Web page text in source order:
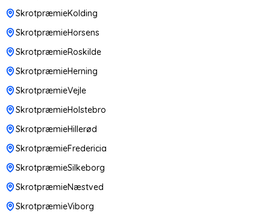
SkrotpræmieKolding
SkrotpræmieHorsens
SkrotpræmieRoskilde
SkrotpræmieHerning
SkrotpræmieVejle
SkrotpræmieHolstebro
SkrotpræmieHillerød
SkrotpræmieFredericia
SkrotpræmieSilkeborg
SkrotpræmieNæstved
SkrotpræmieViborg